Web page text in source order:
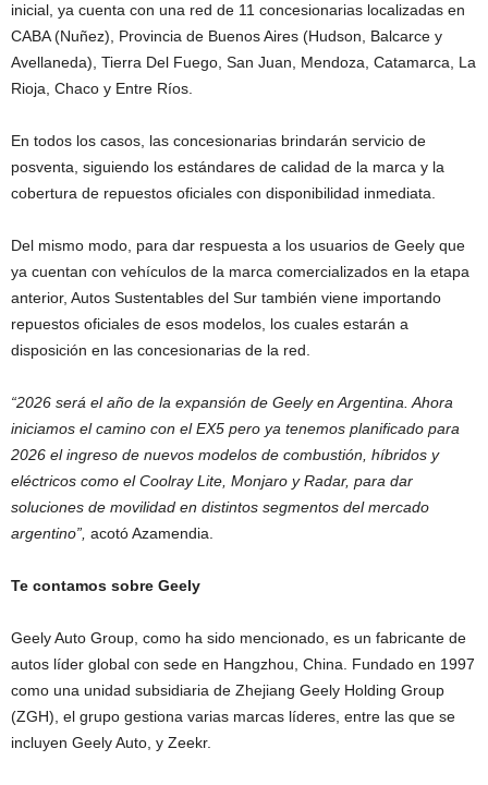
inicial, ya cuenta con una red de 11 concesionarias localizadas en
CABA (Nuñez), Provincia de Buenos Aires (Hudson, Balcarce y
Avellaneda), Tierra Del Fuego, San Juan, Mendoza, Catamarca, La
Rioja, Chaco y Entre Ríos.
En todos los casos, las concesionarias brindarán servicio de
posventa, siguiendo los estándares de calidad de la marca y la
cobertura de repuestos oficiales con disponibilidad inmediata.
Del mismo modo, para dar respuesta a los usuarios de Geely que
ya cuentan con vehículos de la marca comercializados en la etapa
anterior, Autos Sustentables del Sur también viene importando
repuestos oficiales de esos modelos, los cuales estarán a
disposición en las concesionarias de la red.
“2026 será el año de la expansión de Geely en Argentina. Ahora
iniciamos el camino con el EX5 pero ya tenemos planificado para
2026 el ingreso de nuevos modelos de combustión, híbridos y
eléctricos como el Coolray Lite, Monjaro y Radar, para dar
soluciones de movilidad en distintos segmentos del mercado
argentino”, acotó Azamendia.
Te contamos sobre Geely
Geely Auto Group, como ha sido mencionado, es un fabricante de
autos líder global con sede en Hangzhou, China. Fundado en 1997
como una unidad subsidiaria de Zhejiang Geely Holding Group
(ZGH), el grupo gestiona varias marcas líderes, entre las que se
incluyen Geely Auto, y Zeekr.